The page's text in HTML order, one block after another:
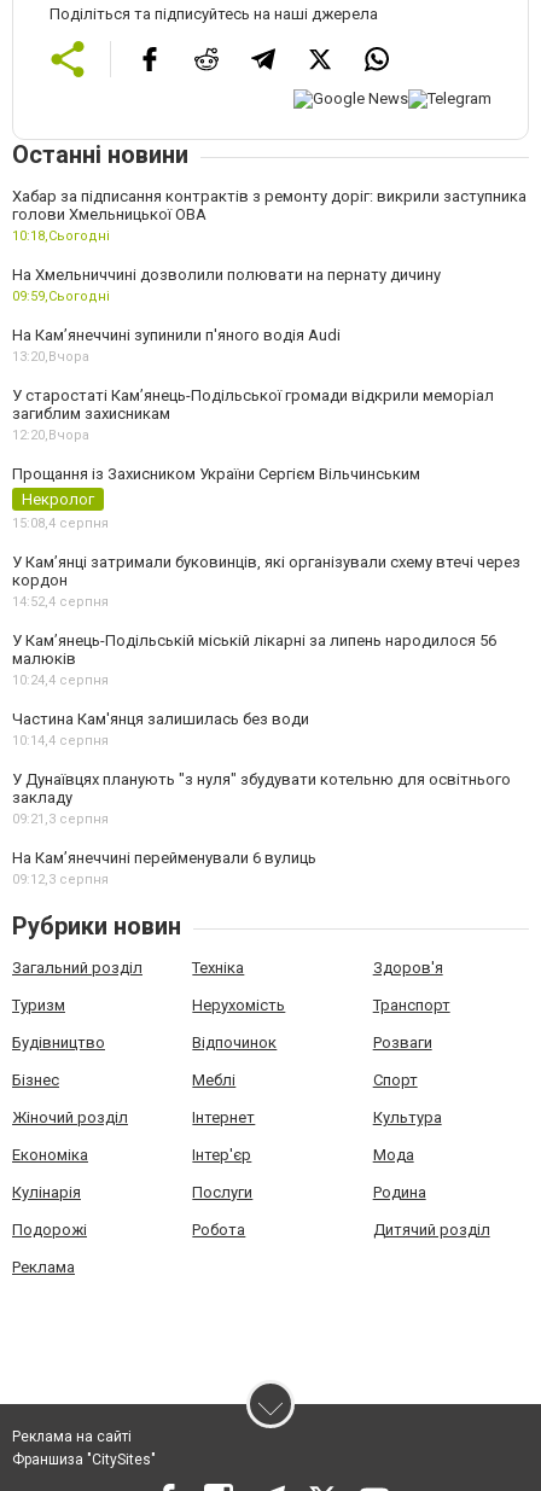
Поділіться та підписуйтесь на наші джерела
Останні новини
Хабар за підписання контрактів з ремонту доріг: викрили заступника
голови Хмельницької ОВА
10:18,Сьогодні
На Хмельниччині дозволили полювати на пернату дичину
09:59,Сьогодні
На Камʼянеччині зупинили п'яного водія Audi
13:20, Вчора
У старостаті Кам’янець-Подільської громади відкрили меморіал
загиблим захисникам
12:20, Вчора
Прощання із Захисником України Сергієм Вільчинським
Некролог
15:08,4 серпня
У Кам’янці затримали буковинців, які організували схему втечі через
кордон
14:52,4 серпня
У Кам’янець-Подільській міській лікарні за липень народилося 56
малюків
10:24,4 серпня
Частина Кам'янця залишилась без води
10:14,4 серпня
У Дунаївцях планують "з нуля" збудувати котельню для освітнього
закладу
09:21,3 серпня
На Камʼянеччині перейменували 6 вулиць
09:12,3 серпня
Рубрики новин
Загальний розділ Техніка Здоров'я
Туризм Нерухомість Транспорт
Будівництво Відпочинок Розваги
Бізнес Меблі Спорт
Жіночий розділ Інтернет Культура
Економіка Інтер'єр Мода
Кулінарія Послуги Родина
Подорожі Робота Дитячий розділ
Реклама
Реклама на сайті
Франшиза "CitySites"